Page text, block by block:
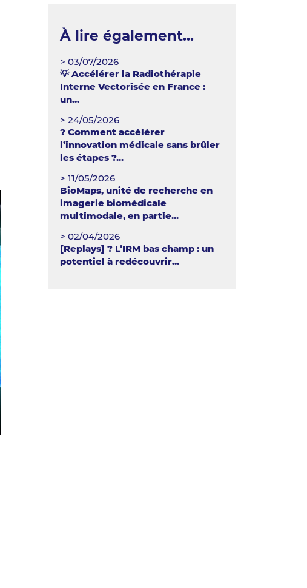
À lire également...
> 03/07/2026
💡 Accélérer la Radiothérapie
Interne Vectorisée en France :
un...
> 24/05/2026
? Comment accélérer
l’innovation médicale sans brûler
les étapes ?...
> 11/05/2026
BioMaps, unité de recherche en
imagerie biomédicale
multimodale, en partie...
> 02/04/2026
[Replays] ? L’IRM bas champ : un
potentiel à redécouvrir...